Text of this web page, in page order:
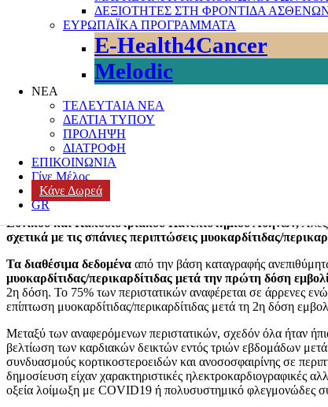
ΔΕΞΙΟΤΗΤΕΣ ΣΤΗ ΦΡΟΝΤΙΔΑ
ΕΥΡΩΠΑΪΚΑ ΠΡΟΓΡΑΜΜΑΤΑ
E-Health4Cancer
Melodic
ΝΕΑ
ΤΕΛΕΥΤΑΙΑ ΝΕΑ
ΔΕΛΤΙΑ ΤΥΠΟΥ
ΠΡΟΛΗΨΗ
ΔΙΑΤΡΟΦΗ
ΕΠΙΚΟΙΝΩΝΙΑ
Γίνε Μέλος
Κάνε Δωρεά
GR
Εξαιρετικά σπάνιες και ήπιες
Posted on 10 Αυγούστου, 2021Authork3-editorCategories
Οι αναφερόμενες ανεπιθύμητες ενέργειες από τα
εμβολίων.
Περιλαμβάνουν πυρετό, καταβολή, πονοκέφαλο, μυϊκά
αναφερθεί αλλεργικές αντιδράσεις αμέσως μετά τον
κατάσταση συνεχούς επιτήρησης για την ανίχνευση σπάνιων
εμβολιαστική κάλυψη του πληθυσμού, αναφέρουν σπάνια
(Moderna vaccine). Αντίστοιχη συσχέτιση δεν έχει
Εθνικού και Καποδιστριακού Πανεπιστημίου Αθηνών,
σχετικά με τις σπάνιες περιπτώσεις μυοκαρδίτιδας/
Τα διαθέσιμα δεδομένα από την βάση καταγραφής
μυοκαρδίτιδας/περικαρδίτιδας μετά την πρώτη δόση
2η δόση. Το 75% των περιστατικών αναφέρεται σε άρρενες
επίπτωση μυοκαρδίτιδας/περικαρδίτιδας μετά τη 2η δόση
Μεταξύ των αναφερόμενων περιστατικών, σχεδόν όλα ήταν
βελτίωση των καρδιακών δεικτών εντός τριών εβδομάδων
συνδυασμούς κορτικοστεροειδών και ανοσοσφαιρίνης σε
δημοσίευση είχαν χαρακτηριστικές ηλεκτροκαρδιογραφικές
οξεία λοίμωξη με COVID19 ή πολυσυστημικό φλεγμονώδες